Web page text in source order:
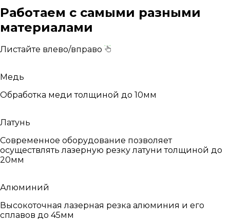
Работаем с самыми разными
материалами
Листайте влево/вправо
Медь
Обработка меди толщиной до 10мм
Латунь
Современное оборудование позволяет
осуществлять лазерную резку латуни толщиной до
20мм
Алюминий
Высокоточная лазерная резка алюминия и его
сплавов до 45мм